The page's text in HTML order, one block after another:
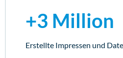
+3 Million
Erstellte Impressen und